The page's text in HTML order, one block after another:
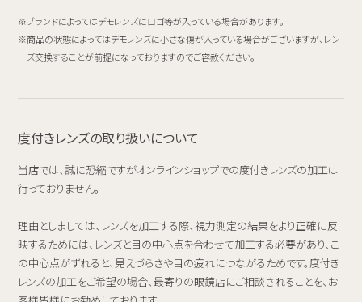
ブランドによってはデモレンズにロゴ等が入っている場合があります。
商品の状態によってはデモレンズに小さな傷が入っている場合がございますが、レン
ズ交換することが前提になっておりますのでご容赦ください。
度付きレンズの取り扱いについて
当店では、誠に恐縮ですがオンラインショップでの度付きレンズの加工は
行っておりません。
理由としましては、レンズを加工する際、視力測定の結果をより正確に反
映するためには、レンズと目の中心点を合わせて加工する必要があり、こ
の中心点がずれると、見えづらさや目の疲れにつながるためです。度付き
レンズの加工をご希望の場合、最寄りの眼鏡店にご相談されることを、お